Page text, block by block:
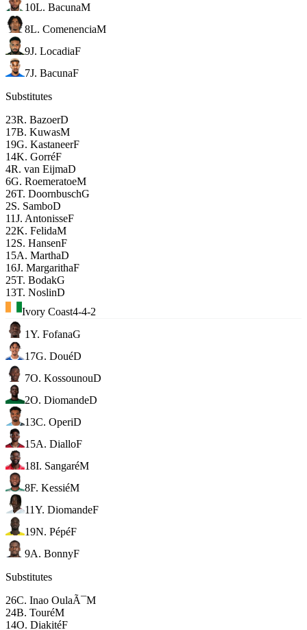
10L. BacunaM
8L. ComenenciaM
9J. LocadiaF
7J. BacunaF
Substitutes
23R. BazoerD
17B. KuwasM
19G. KastaneerF
14K. GorréF
4R. van EijmaD
6G. RoemeratoeM
26T. DoornbuschG
2S. SamboD
11J. AntonisseF
22K. FelidaM
12S. HansenF
15A. MarthaD
16J. MargarithaF
25T. BodakG
13T. NoslinD
Ivory Coast4-4-2
1Y. FofanaG
17G. DouéD
7O. KossounouD
2O. DiomandeD
13C. OperiD
15A. DialloF
18I. SangaréM
8F. KessiéM
11Y. DiomandeF
19N. PépéF
9A. BonnyF
Substitutes
26C. Inao OulaÃ¯M
24B. TouréM
14O. DiakitéF